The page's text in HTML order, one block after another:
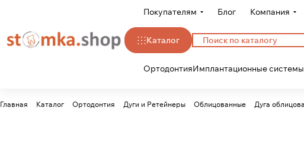
Покупателям Блог Компания
Каталог
ОртодонтияИмплантационные системы
Главная Каталог Ортодонтия Дуги и Ретейнеры Облицованные